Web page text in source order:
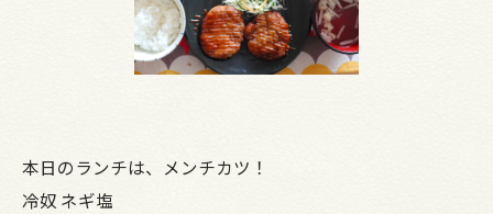
本日のランチは、メンチカツ！
冷奴 ネギ塩